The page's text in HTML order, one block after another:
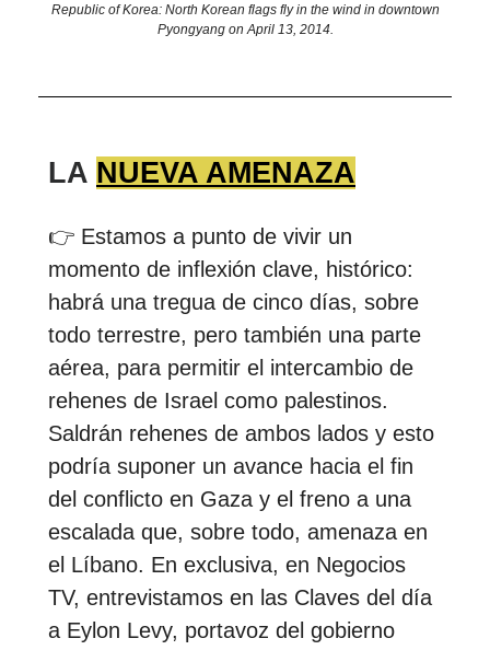
Republic of Korea: North Korean flags fly in the wind in downtown
Pyongyang on April 13, 2014.
LA NUEVA AMENAZA
👉 Estamos a punto de vivir un
momento de inflexión clave, histórico:
habrá una tregua de cinco días, sobre
todo terrestre, pero también una parte
aérea, para permitir el intercambio de
rehenes de Israel como palestinos.
Saldrán rehenes de ambos lados y esto
podría suponer un avance hacia el fin
del conflicto en Gaza y el freno a una
escalada que, sobre todo, amenaza en
el Líbano. En exclusiva, en Negocios
TV, entrevistamos en las Claves del día
a Eylon Levy, portavoz del gobierno